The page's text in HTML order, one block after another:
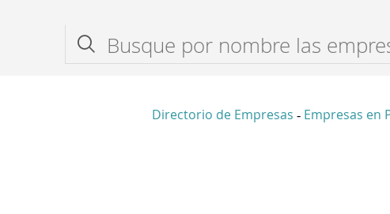
Directorio de Empresas - Empresas en